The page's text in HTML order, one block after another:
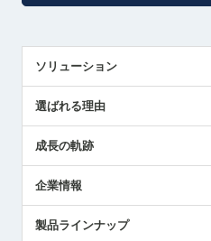
ソリューション
解決策提案
選ばれる理由
成長の軌跡
企業情報
ごあいさつ
製品ラインナップ